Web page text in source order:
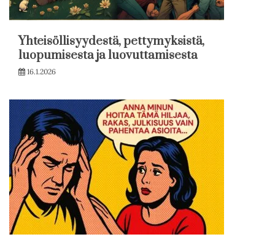
Yhteisöllisyydestä, pettymyksistä,
luopumisesta ja luovuttamisesta
16.1.2026